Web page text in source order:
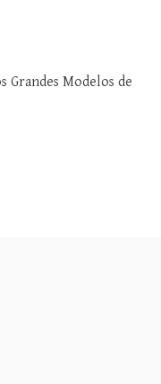
Modelos de